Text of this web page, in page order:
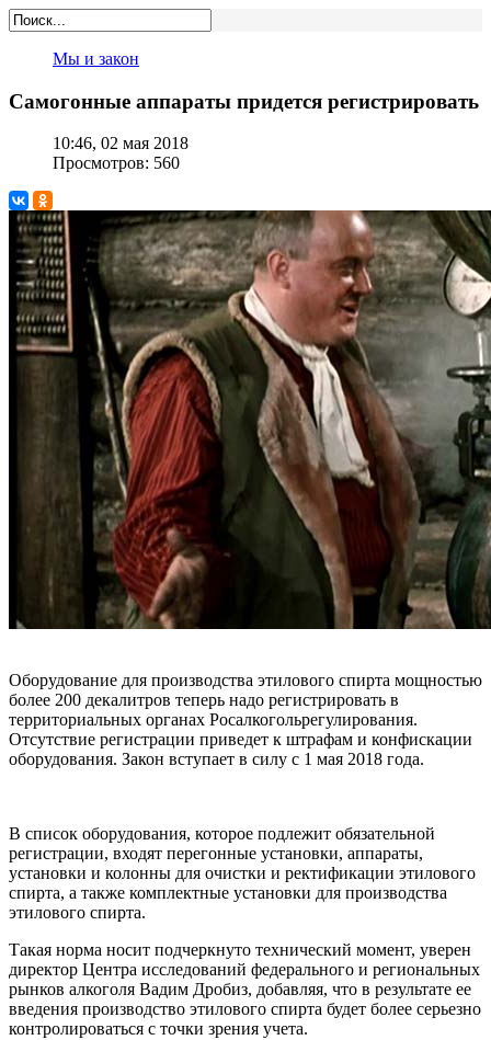
Мы и закон
Самогонные аппараты придется регистрировать
10:46, 02 мая 2018
Просмотров: 560
Оборудование для производства этилового спирта мощностью
более 200 декалитров теперь надо регистрировать в
территориальных органах Росалкогольрегулирования.
Отсутствие регистрации приведет к штрафам и конфискации
оборудования. Закон вступает в силу с 1 мая 2018 года.
В список оборудования, которое подлежит обязательной
регистрации, входят перегонные установки, аппараты,
установки и колонны для очистки и ректификации этилового
спирта, а также комплектные установки для производства
этилового спирта.
Такая норма носит подчеркнуто технический момент, уверен
директор Центра исследований федерального и региональных
рынков алкоголя Вадим Дробиз, добавляя, что в результате ее
введения производство этилового спирта будет более серьезно
контролироваться с точки зрения учета.